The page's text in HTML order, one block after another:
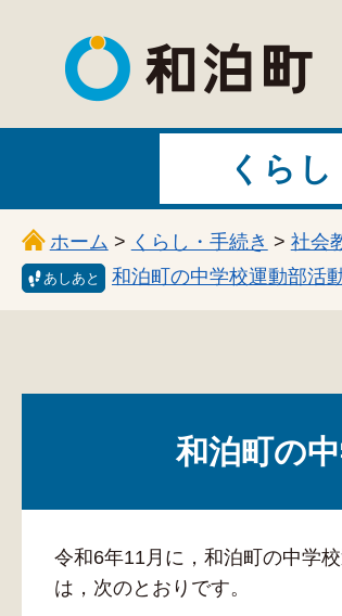
和泊町
くら
ホーム > くらし・手続き > 社会
あしあと 和泊町の中学校運動部活
和泊町の
令和6年11月に，和泊町の中学
は，次のとおりです。